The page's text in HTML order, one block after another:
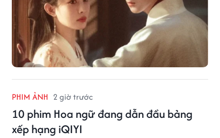
PHIM ẢNH 2 giờ trước
10 phim Hoa ngữ đang dẫn đầu bảng
xếp hạng iQIYI